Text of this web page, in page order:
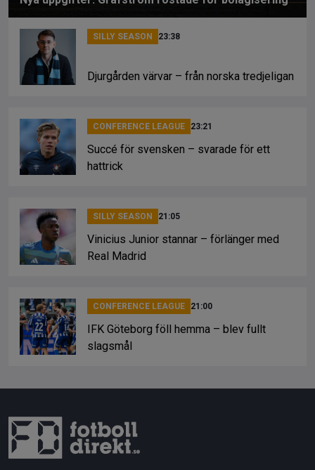
SILLY SEASON 23:38
Djurgården värvar – från norska tredjeligan
CONFERENCE LEAGUE 23:21
Succé för svensken – svarade för ett
hattrick
SILLY SEASON 21:05
Vinicius Junior stannar – förlänger med
Real Madrid
CONFERENCE LEAGUE 21:00
IFK Göteborg föll hemma – blev fullt
slagsmål